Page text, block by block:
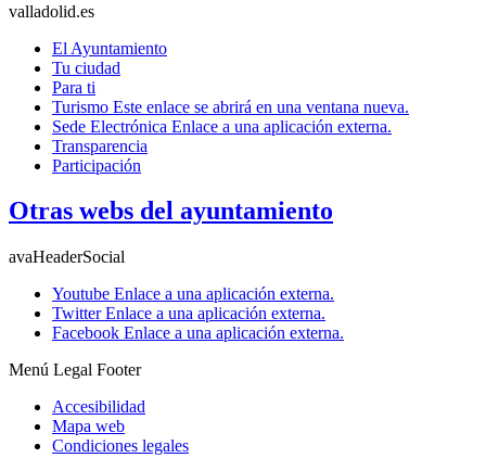
valladolid.es
El Ayuntamiento
Tu ciudad
Para ti
Turismo Este enlace se abrirá en una ventana nueva.
Sede Electrónica Enlace a una aplicación externa.
Transparencia
Participación
Otras webs del ayuntamiento
avaHeaderSocial
Youtube Enlace a una aplicación externa.
TwitterEnlace a una aplicación externa.
Facebook Enlace a una aplicación externa.
Menú Legal Footer
Accesibilidad
Mapa web
Condiciones legales